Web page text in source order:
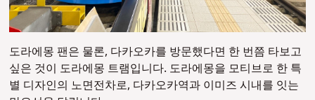
도라에몽 팬은 물론, 다카오카를 방문했다면 한 번쯤 타보고
싶은 것이 도라에몽 트램입니다. 도라에몽을 모티브로 한 특
별 디자인의 노면전차로, 다카오카역과 이미즈 시내를 잇는